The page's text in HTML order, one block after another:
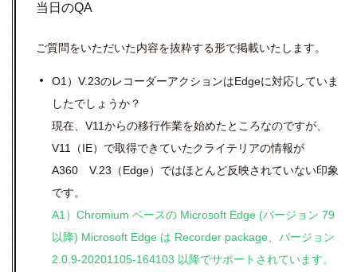
当日のQA
ご質問をいただいた内容を抜粋する形で掲載いたします。
O1） V.23のレコーダーアクションはEdgeに対応していま
したでしょうか？
現在、V11からの移行作業を始めたところなのですが、
V11（IE）で取得できていたクライテリアの情報が
A360 V.23（Edge）ではほとんど反映されていない印象
です。
A1） Chromium ベースの Microsoft Edge (バージョン 79
以降) Microsoft Edge は Recorder package、バージョン
2.0.9-20201105-164103 以降でサポートされています。